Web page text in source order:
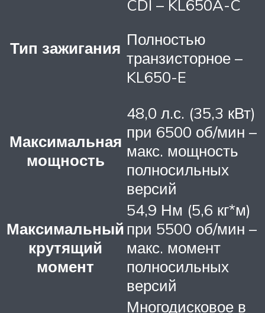
Тип зажигания
CDI – KL650A-C
Полностью
транзисторное –
KL650-E
Максимальная
мощность
48,0 л.с. (35,3 кВт)
при 6500 об/мин –
макс. мощность
полносильных
версий
Максимальный
крутящий
момент
54,9 Нм (5,6 кг*м)
при 5500 об/мин –
макс. момент
полносильных
версий
Многодисковое в